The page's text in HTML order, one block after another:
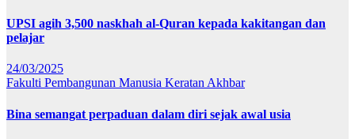
UPSI agih 3,500 naskhah al-Quran kepada kakitangan dan
pelajar
24/03/2025
Fakulti Pembangunan Manusia Keratan Akhbar
Bina semangat perpaduan dalam diri sejak awal usia